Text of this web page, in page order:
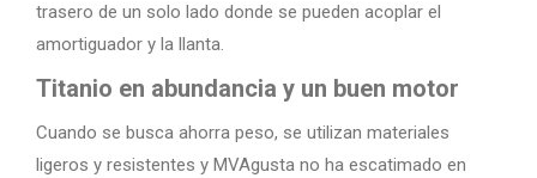
trasero de un solo lado donde se pueden acoplar el
amortiguador y la llanta.
Titanio en abundancia y un buen motor
Cuando se busca ahorra peso, se utilizan materiales
ligeros y resistentes y MVAgusta no ha escatimado en